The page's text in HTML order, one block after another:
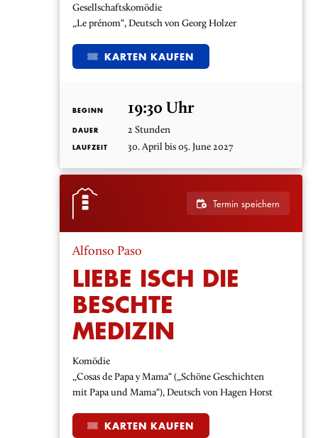
Gesellschaftskomödie
„Le prénom“, Deutsch von Georg Holzer
KARTEN KAUFEN
BEGINN 19:30 Uhr
DAUER 2 Stunden
LAUFZEIT 30. April bis 05. June 2027
Termin speichern
Alfonso Paso
LIEBE ISCH DIE
BESCHTE
MEDIZIN
Komödie
„Cosas de Papa y Mama“ („Schöne Geschichten
mit Papa und Mama“), Deutsch von Hagen Horst
KARTEN KAUFEN